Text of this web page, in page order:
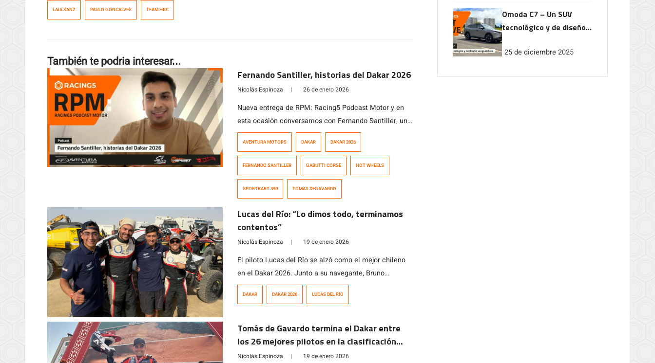
LAIA SANZ PAULO GONCALVES TEAM HRC
También te podria interesar...
Fernando Santiller, historias del Dakar 2026
Nicolás Espinoza | 26 de enero 2026
Nueva entrega de RPM: Racing5 Podcast Motor y en
esta ocasión conversamos con Fernando Santiller, un
apasionado de las motos y el motociclismo que
deportivas, lo que le llevó a desempeñarse como
asistente del piloto nacional en el […]
AVENTURA MOTORS DAKAR DAKAR 2026
FERNANDO SANTILLER GABUTTI CORSE HOT WHEELS
SPORTKART 390 TOMAS DEGAVARDO
Lucas del Río: “Lo dimos todo, terminamos
contentos”
Nicolás Espinoza | 19 de enero 2026
El piloto Lucas del Río se alzó como el mejor chileno
en el Dakar 2026. Junto a su navegante, Bruno
Jacomy, culminó en la cuarta posición a 77 segundos
DAKAR DAKAR 2026 LUCAS DEL RIO
Tomás de Gavardo termina el Dakar entre
los 26 mejores pilotos en la clasificación
general
Nicolás Espinoza | 19 de enero 2026
Omoda C7 – Un SUV
tecnológico y de diseño
25 de diciembre 2025